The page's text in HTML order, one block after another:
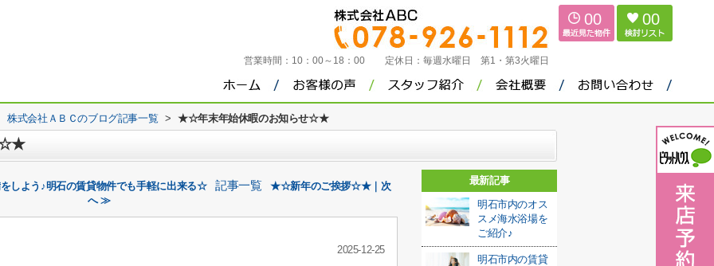
営業時間： 10：00～18：00 定休日： 毎週水曜日 第1・第3火曜日
00 00
株式会社ＡＢＣのブログ記事一覧 > ★☆年末年始休暇のお知らせ☆★
☆★
しよう♪明石の賃貸物件でも手軽に出来る☆ 記事一覧
★☆新年のご挨拶☆★｜次
へ ≫
2025-12-25
最新記事
明石市内のオス
スメ海水浴場を
ご紹介♪
明石市内の賃貸